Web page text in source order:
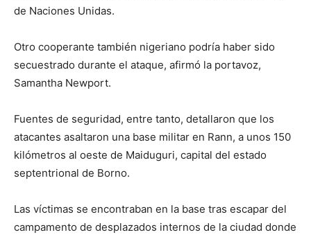
de Naciones Unidas.
Otro cooperante también nigeriano podría haber sido
secuestrado durante el ataque, afirmó la portavoz,
Samantha Newport.
Fuentes de seguridad, entre tanto, detallaron que los
atacantes asaltaron una base militar en Rann, a unos 150
kilómetros al oeste de Maiduguri, capital del estado
septentrional de Borno.
Las víctimas se encontraban en la base tras escapar del
campamento de desplazados internos de la ciudad donde